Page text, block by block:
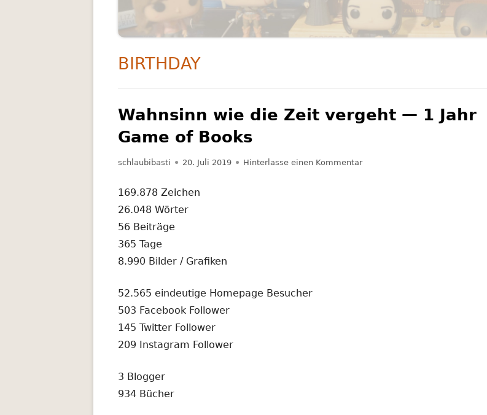
RATGEBER PERSÖNLICHKEITSENTWICKLUNG
THRILLER
SCHLAGWORT:
BIRTHDAY
Wahnsinn wie die Zeit vergeht — 1 Jahr
Game of Books
Autor
schlaubibasti
Veröffentlicht
20. Juli 2019 Hinterlasse einen Kommentarzu Wahnsinn wie die Zeit
169.878 Zeichen
26.048 Wörter
56 Beiträge
365 Tage
8.990 Bilder / Grafiken
52.565 eindeutige Homepage Besucher
503 Facebook Follower
145 Twitter Follower
209 Instagram Follower
3 Blogger
934 Bücher